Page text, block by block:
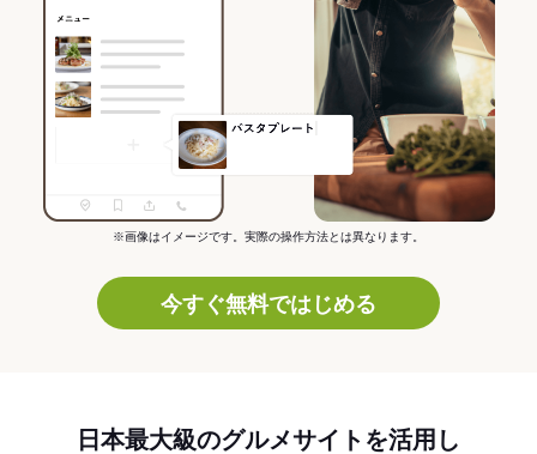
※画像はイメージです。実際の操作方法とは異なります。
今すぐ無料ではじめる
日本最大級のグルメサイトを活用し